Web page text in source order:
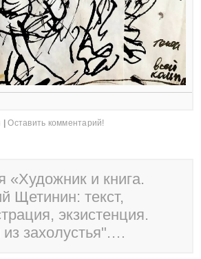
| Оставить комментарий!
«Художник и книга.
Щетинин: текст,
экзистенция.
захолустья".…